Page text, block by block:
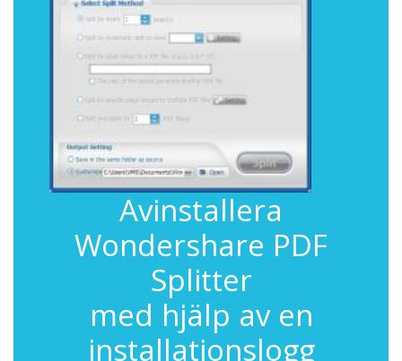
Avinstallera
Wondershare PDF
Splitter
med hjälp av en
installationslogg